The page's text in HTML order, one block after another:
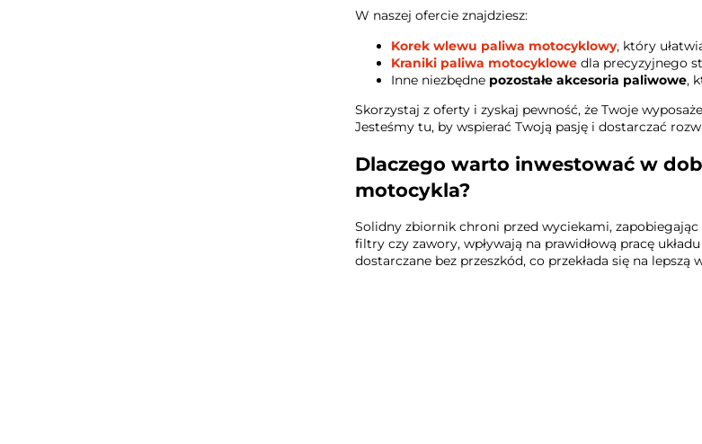
W naszej ofercie znajdziesz:
Korek wlewu paliwa motocyklowy, który
Kraniki paliwa motocyklowedla precyzyjnego
Inne niezbędne pozostałe akcesoria paliwowe,
Skorzystaj z oferty i zyskaj pewność, że Twoje
Jesteśmy tu, by wspierać Twoją pasję i dostarczać
Dlaczego warto inwestować w
motocykla?
Solidny zbiornik chroni przed wyciekami, zapobiegając
filtry czy zawory, wpływają na prawidłową pracę
dostarczane bez przeszkód, co przekłada się na